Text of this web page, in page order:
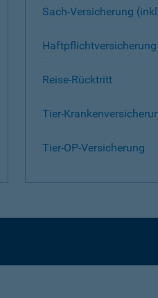
Sach-Versicherung
Haftpflichtversicherung
Reise-Rücktritt
Tier-
Tier-OP-Versicherung